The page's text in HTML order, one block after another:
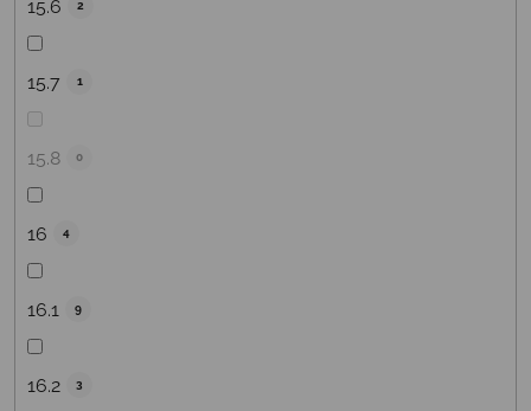
15.6 2
15.7 1
15.8 0
16 4
16.1 9
16.2 3